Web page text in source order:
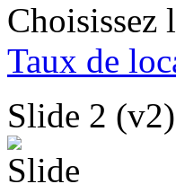
Choisissez
Taux de
Slide 2 (v2)